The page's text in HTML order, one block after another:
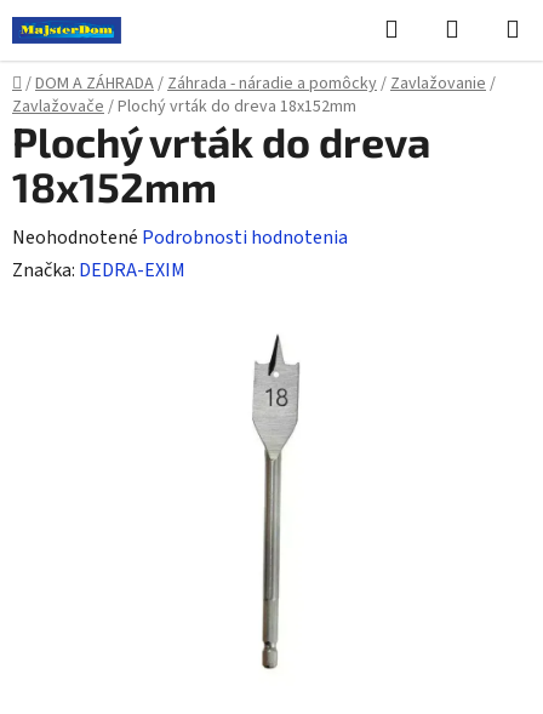
Prejsť
na
obsah
Hľadať
KOŠÍK
Domov
/DOM A ZÁHRADA/Záhrada - náradie a pomôcky/Zavlažovanie/
Zavlažovače/Plochý vrták do dreva 18x152mm
Plochý vrták do dreva
18x152mm
Priemerné
hodnotenie
Neohodnotené Podrobnosti hodnotenia
Značka: DEDRA-EXIM